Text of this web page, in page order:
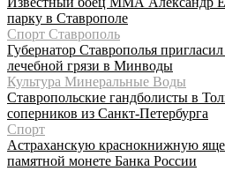
парку в Ставрополе
Спорт Ставрополь
Губернатор Ставрополья
лечебной грязи в Минводы
Культура Минеральные Воды
Ставропольские гандболисты в
соперников из Санкт-Петербурга
Спорт
Астраханскую краснокнижную
памятной монете Банка России